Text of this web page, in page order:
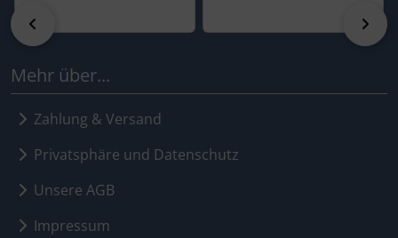
vor
Mehr über...
Zahlung & Versand
Privatsphäre und Datenschutz
Unsere AGB
Impressum